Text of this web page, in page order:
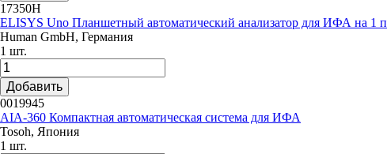
17350H
ELISYS Uno Планшетный автоматический анализатор для ИФА на 1
Human GmbH, Германия
1 шт.
Добавить
0019945
AIA-360 Компактная автоматическая система для ИФА
Tosoh, Япония
1 шт.